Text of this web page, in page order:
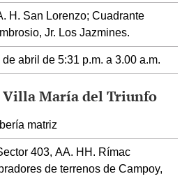
H. San Lorenzo; Cuadrante
Jr. Los Jazmines.
abril de 5:31 p.m. a 3.00 a.m.
Villa María del Triunfo
matriz
403, AA. HH. Rímac
de terrenos de Campoy,